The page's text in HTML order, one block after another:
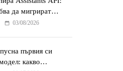
да мигрират
до 26 август
03/08/2026
първия си
какво